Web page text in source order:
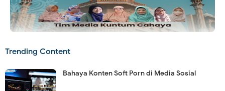
Trending Content
Bahaya Konten Soft Porn di Media Sosial